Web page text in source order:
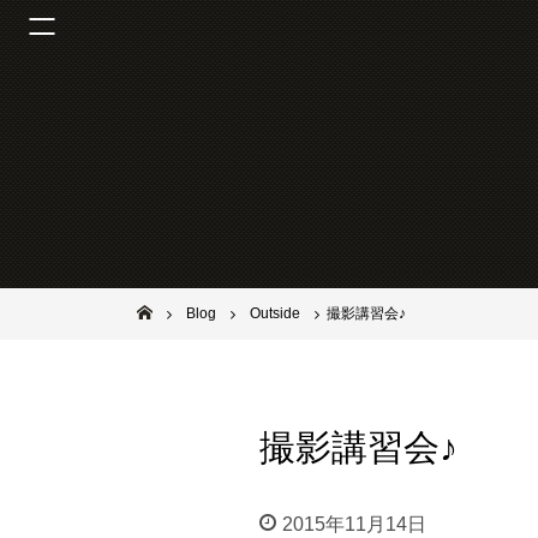
池田市石橋の美容室ならヘアサロンSolana（ソラーナ）
Blog Outside 撮影講習会♪
撮影講習会♪
2015年11月14日